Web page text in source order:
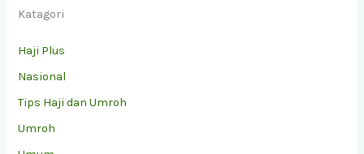
Katagori
Haji Plus
Nasional
Tips Haji dan Umroh
Umroh